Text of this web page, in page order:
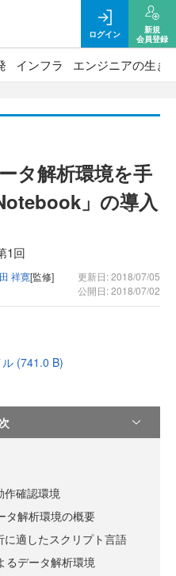
ログイン
新規
会員登録
インフラ エンジニアの生き
タ解析環境を手
」の導入
1回
祥寛[監修]
更新日: 2018/07/05
公開日: 2018/07/02
(741.0 B)
作確認環境
タ解析環境の概要
に適したスクリプト言語
るデータ解析環境